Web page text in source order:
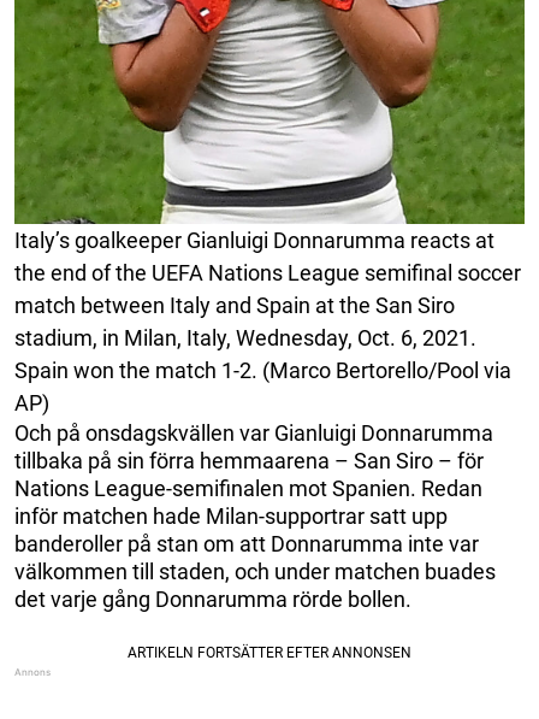
Italy’s goalkeeper Gianluigi Donnarumma reacts at
the end of the UEFA Nations League semifinal soccer
match between Italy and Spain at the San Siro
stadium, in Milan, Italy, Wednesday, Oct. 6, 2021.
Spain won the match 1-2. (Marco Bertorello/Pool via
AP)
Och på onsdagskvällen var Gianluigi Donnarumma
tillbaka på sin förra hemmaarena – San Siro – för
Nations League-semifinalen mot Spanien. Redan
inför matchen hade Milan-supportrar satt upp
banderoller på stan om att Donnarumma inte var
välkommen till staden, och under matchen buades
det varje gång Donnarumma rörde bollen.